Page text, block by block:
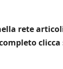
rete